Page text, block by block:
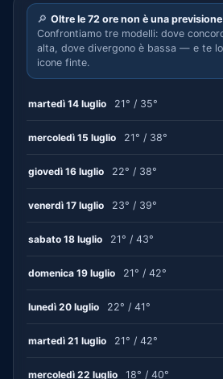
🔎 Oltre le 72 ore non è una
Confrontiamo tre modelli: dove
alta, dove divergono è bassa — e te
icone finte.
martedì 14 luglio 21° / 35°
mercoledì 15 luglio 21° / 38°
giovedì 16 luglio 22° / 38°
venerdì 17 luglio 23° / 39°
sabato 18 luglio 21° / 43°
domenica 19 luglio 21° / 42°
lunedì 20 luglio 22° / 41°
martedì 21 luglio 21° / 42°
mercoledì 22 luglio 18° / 40°